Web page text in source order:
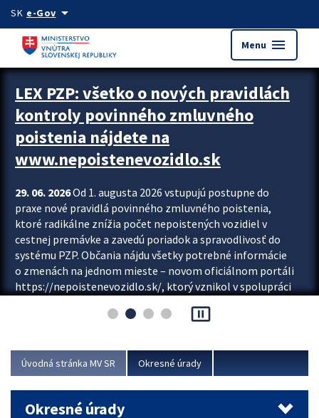
Preskocit na hlavný obsah
SK e-Govarrow_drop_down
Menu menu
Zastavit automatický posun upútavok
LEX PZP: všetko o nových pravidlách
kontroly povinného zmluvného
poistenia nájdete na
www.nepoistenevozidlo.sk
29. 06. 2026Od 1. augusta 2026 vstupujú postupne do
praxe nové pravidlá povinného zmluvného poistenia,
ktoré radikálne znížia počet nepoistených vozidiel v
cestnej premávke a zavedú poriadok a spravodlivosť do
systému PZP. Občania nájdu všetky potrebné informácie
o zmenách na jednom mieste – novom oficiálnom portáli
https://nepoistenevozidlo.sk/, ktorý vznikol v spolupráci
asociácie poisťovní (SLASPO) a Ministerstva vnútra SR.
Viac
pause_presentation
Úvodná stránka MV SR Okresné úrady
Okresné úrady